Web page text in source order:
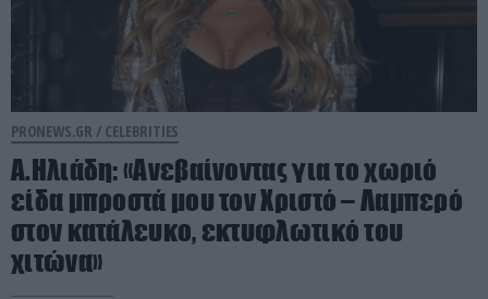
PRONEWS.GR / CELEBRITIES
Α.Ηλιάδη: «Ανεβαίνοντας για το χωριό
είδα μπροστά μου τον Χριστό – Λαμπερό
στον κατάλευκο, εκτυφλωτικό του
χιτώνα»